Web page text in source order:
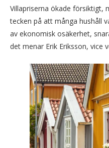
Villapriserna ökade försiktigt,
tecken på att många hushåll
av ekonomisk osäkerhet,
det menar Erik Eriksson, vice